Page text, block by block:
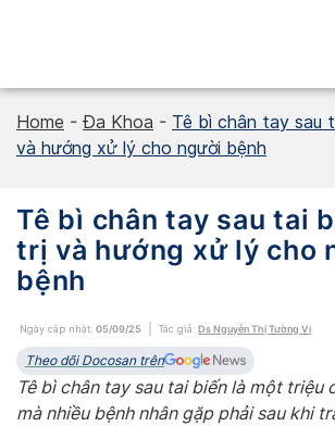
Home - Đa Khoa - Tê bì chân tay sau
và hướng xử lý cho người bệnh
Tê bì chân tay sau tai
trị và hướng xử lý cho
bệnh
Ngày cập nhật: 05/09/25 Tác giả: Ds Nguyễn Thị Tường Vi
Theo dõi Docosan trên
Tê bì chân tay sau tai biến là một triệu
mà nhiều bệnh nhân gặp phải sau khi